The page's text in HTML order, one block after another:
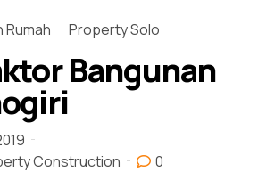
Rumah Property Solo
Bangunan
Construction
0